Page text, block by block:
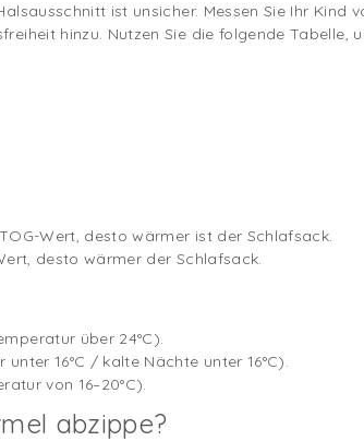
ist unsicher. Messen Sie Ihr Kind
hinzu. Nutzen Sie die folgende Tabelle,
Wert, desto wärmer ist der Schlafsack.
desto wärmer der Schlafsack.
über 24°C).
16°C / kalte Nächte unter 16°C).
von 16–20°C).
abzippe?